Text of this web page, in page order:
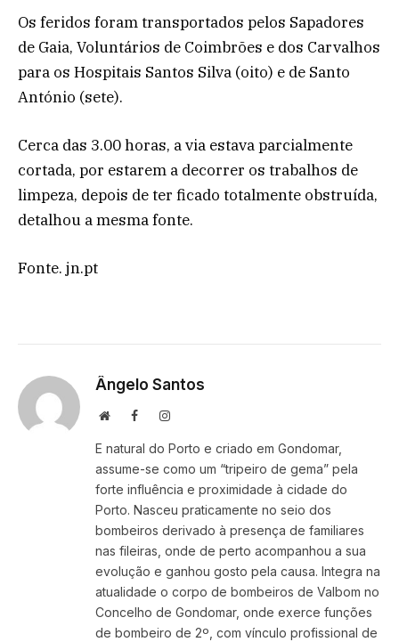
Os feridos foram transportados pelos Sapadores
de Gaia, Voluntários de Coimbrões e dos Carvalhos
para os Hospitais Santos Silva (oito) e de Santo
António (sete).
Cerca das 3.00 horas, a via estava parcialmente
cortada, por estarem a decorrer os trabalhos de
limpeza, depois de ter ficado totalmente obstruída,
detalhou a mesma fonte.
Fonte. jn.pt
Ângelo Santos
WebsiteFacebookInstagram
E natural do Porto e criado em Gondomar,
assume-se como um “tripeiro de gema” pela
forte influência e proximidade à cidade do
Porto. Nasceu praticamente no seio dos
bombeiros derivado à presença de familiares
nas fileiras, onde de perto acompanhou a sua
evolução e ganhou gosto pela causa. Integra na
atualidade o corpo de bombeiros de Valbom no
Concelho de Gondomar, onde exerce funções
de bombeiro de 2º, com vínculo profissional de